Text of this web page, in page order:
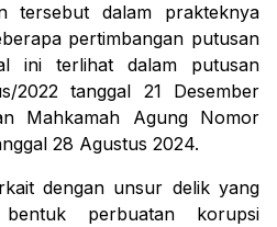
tersebut dalam prakteknya
pertimbangan putusan
ini terlihat dalam putusan
2022 tanggal 21 Desember
Mahkamah Agung Nomor
28 Agustus 2024.
dengan unsur delik yang
perbuatan korupsi